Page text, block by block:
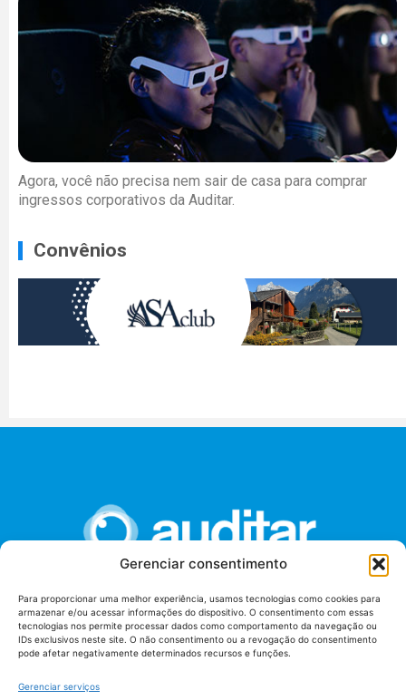
Gerenciar consentimento
Para proporcionar uma melhor experiência, usamos tecnologias como cookies para
armazenar e/ou acessar informações do dispositivo. O consentimento com essas
tecnologias nos permite processar dados como comportamento da navegação ou
IDs exclusivos neste site. O não consentimento ou a revogação do consentimento
pode afetar negativamente determinados recursos e funções.
Gerenciar serviços
Agora, você não precisa nem sair de casa para comprar
ingressos corporativos da Auditar.
Convênios
União dos Auditores Federais de Controle Externo -
AUDITAR
Setor de Administração Federal Sul (SAF/Sul), Qd. 04, Lt. 01
Tribunal de Contas da União (TCU), Subsolo, Sala S04